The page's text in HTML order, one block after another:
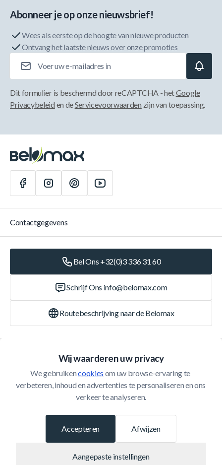
Wij waarderen uw privacy
We gebruiken cookies om uw browse-ervaring te
verbeteren, inhoud en advertenties te personaliseren en ons
verkeer te analyseren.
Afwijzen
Aangepaste instellingen
Accepteren
Abonneer je op onze nieuwsbrief!
Wees als eerste op de hoogte van nieuwe producten
Ontvang het laatste nieuws over onze promoties
Dit formulier is beschermd door reCAPTCHA - hetGoogle
Privacybeleid en deServicevoorwaarden zijn van toepassing.
Klantenservice
Contactgegevens
Bel Ons +32(0)3 336 31 60
Schrijf Ons info@belomax.com
Routebeschrijving naar de Belomax